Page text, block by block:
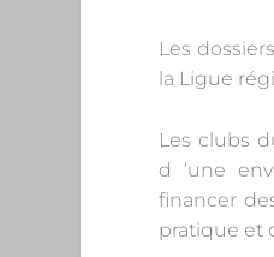
Les
la Ligue
Les clubs
d ‘une
financer
pratique et